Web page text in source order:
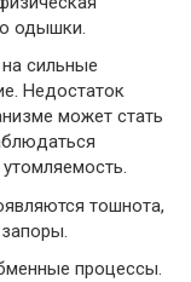
одышки.
сильные
Недостаток
может стать
тошнота,
процессы.